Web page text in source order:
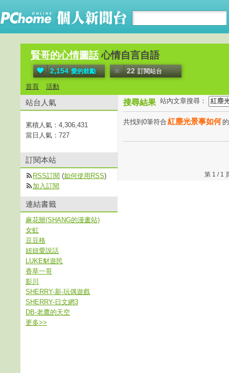
賢哥的心情圖話 心情自言自語
2,154 愛的鼓勵 22 訂閱站台
首頁 活動
搜尋結果 站內文章搜尋：
共找到0筆符合 紅塵光景事如何
第 1 /
站台人氣
累積人氣： 4,306,431
當日人氣： 727
訂閱本站
RSS訂閱 (如何使用RSS)
加入訂閱
連結書籤
麻花辮(SHANG的漫畫站)
女虹
豆豆格
妞妞愛說話
LUKE豺遊民
香草一哥
影川
SHERRY-新-玩偶遊戲
SHERRY-日文網3
DB-老鷹的天空
更多>>